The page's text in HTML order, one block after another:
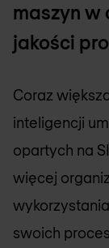
maszyn w
jakości
Coraz
inteligencji
opartych na
więcej
swoich